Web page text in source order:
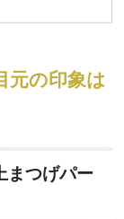
元の印象は
まつげパー